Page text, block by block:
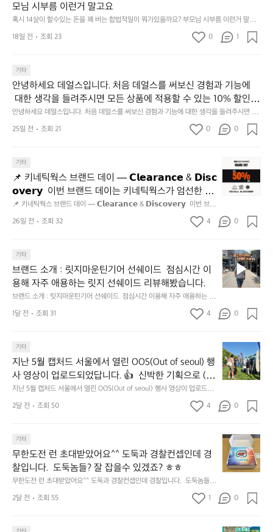
프
운
동
고,
재
미
지
고
통
닭
오
징
어
나
3.
동
해
앞
다
모
회
기
가
막
고
4.
듬
모님 시부름 이런거 말고요
혹시 14살이 할수있는 돈을 꽤 버는 합법적일이 뭐가있을까요? 부모님 시부름 이런거 말고
18일 전
조회 23 0 1
기타
안녕하세요 데얼스입니다. 처음 데얼스를 써보신 경험과 기능에
대한 생각을 들려주시면 모든 상품에 적용할 수 있는 10% 할인
쿠폰을 드립니다.  1분이면 끝낼 수 있으니 참여하시고 혜택받아
가세요 :)  하기의 링크 클릭 후 작성하시면 됩니다. https://docs.g
oogle.com/forms/d/e/1FAIpQLSfSU5C-euRse0uUKR3Rp1ibf1aC
안녕하세요 데얼스입니다. 처음 데얼스를 써보신 경험과 기능에 대한 생각을 들려주시면 모
든 상품에 적용할 수 있는 10% 할인 쿠폰을 드립니다.  1분이면 끝낼 수 있으니 참여하시고
혜택받아가세요 :)  하기의 링크 클릭 후 작성하시면 됩니다. https://docs.google.com/for
25일 전 조회 21 0 0
기타
📌 키네틱웍스 브랜드 데이 — 𝗖𝗹𝗲𝗮𝗿𝗮𝗻𝗰𝗲 & 𝗗𝗶𝘀𝗰
𝗼𝘃𝗲𝗿𝘆  이번 브랜드 데이는 키네틱웍스가 엄선한 5
개 브랜드를 한 자리에서 만나는 클리어런스 기획전입
니다. - 카페 드 사이클리스트 - 릿지 마운틴 기어 - 써
클 스포츠웨어 - 블랙쉽 - 시티 컨트리 시티  옷장 속
워줄 발견을 지금 시작해 보세요. 👉 최대 ~𝟱𝟬% 𝗦𝗔
𝗟𝗘  지금 바로 홈 화면에서 ‘키네틱웍스 브랜드데이’를
눌러보세요!
📌 키네틱웍스 브랜드 데이 — 𝗖𝗹𝗲𝗮𝗿𝗮𝗻𝗰𝗲 & 𝗗𝗶𝘀𝗰𝗼𝘃𝗲𝗿𝘆  이번 브랜
드 데이는 키네틱웍스가 엄선한 5개 브랜드를 한 자리에서 만나는 클리어런
스 기획전입니다. - 카페 드 사이클리스트 - 릿지 마운틴 기어 - 써클 스포츠
𝗟𝗘  지금 바로 홈 화면에서 ‘키네틱웍스 브랜드데이’를 눌러보세요!
네
스
드
데
이
—
𝗹
𝗮
𝗿
𝗮
𝗻
𝗲
&
𝗶
𝗰
𝗼
𝗲
26일 전 조회 32 4 0
기타
브랜드 소개 : 릿지마운틴기어 선쉐이드  점심시간 이
용해 자주 애용하는 릿지 선쉐이드 리뷰해봤습니다.
브랜드 소개 : 릿지마운틴기어 선쉐이드  점심시간 이용해 자주 애용하는 릿
브
랜
드
소
:
마
운
틴
기
선
드
점
심
시
이
1달 전 조회 31 4 0
기타
지난 5월 캡처드 서울에서 열린 OOS(Out of seoul) 행
사 영상이 업로드되었답니다. 👍  신박한 기획으로 (당
신의 제품은 테무를 이길수 있습니까?) 부스 담당자들
을 인터뷰해봤습니다.  솔직한 이야기 가득한 영상으로
지난 5월 캡처드 서울에서 열린 OOS(Out of seoul) 행사 영상이 업로드되
었답니다. 👍  신박한 기획으로 (당신의 제품은 테무를 이길수 있습니까?)
부스 담당자들을 인터뷰해봤습니다.  솔직한 이야기 가득한 영상으로 만나
지
난
5
월
처
울
에
서
열
O
2달 전 조회 50 4 0
기타
무한도전 런 초대받았어요^^ 도둑과 경찰컨셉인데 경
찰입니다.  도둑놈들? 잘 잡을수 있겠죠? ㅎㅎ
무한도전 런 초대받았어요^^ 도둑과 경찰컨셉인데 경찰입니다.  도둑놈들?
무
한
도
전
초
2달 전 조회 55 1 0